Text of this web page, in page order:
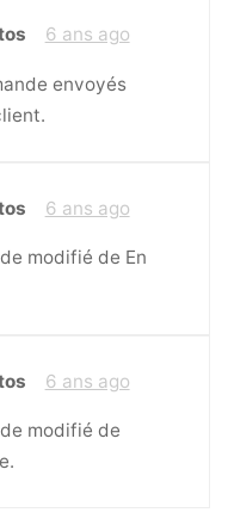
6 ans ago
envoyés
6 ans ago
modifié de En
6 ans ago
modifié de